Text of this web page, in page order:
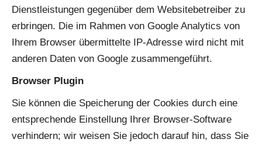
Dienstleistungen gegenüber dem Websitebetreiber zu
erbringen. Die im Rahmen von Google Analytics von
Ihrem Browser übermittelte IP-Adresse wird nicht mit
anderen Daten von Google zusammengeführt.
Browser Plugin
Sie können die Speicherung der Cookies durch eine
entsprechende Einstellung Ihrer Browser-Software
verhindern; wir weisen Sie jedoch darauf hin, dass Sie